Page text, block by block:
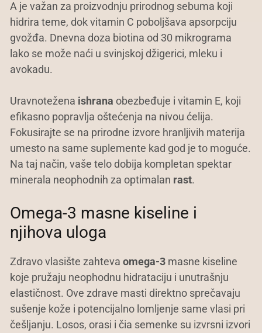
A je važan za proizvodnju prirodnog sebuma koji
hidrira teme, dok vitamin C poboljšava apsorpciju
gvožđa. Dnevna doza biotina od 30 mikrograma
lako se može naći u svinjskoj džigerici, mleku i
avokadu.
Uravnotežena ishrana obezbeđuje i vitamin E, koji
efikasno popravlja oštećenja na nivou ćelija.
Fokusirajte se na prirodne izvore hranljivih materija
umesto na same suplemente kad god je to moguće.
Na taj način, vaše telo dobija kompletan spektar
minerala neophodnih za optimalan rast.
Omega-3 masne kiseline i
njihova uloga
Zdravo vlasište zahteva omega-3 masne kiseline
koje pružaju neophodnu hidrataciju i unutrašnju
elastičnost. Ove zdrave masti direktno sprečavaju
sušenje kože i potencijalno lomljenje same vlasi pri
češljanju. Losos, orasi i čia semenke su izvrsni izvori